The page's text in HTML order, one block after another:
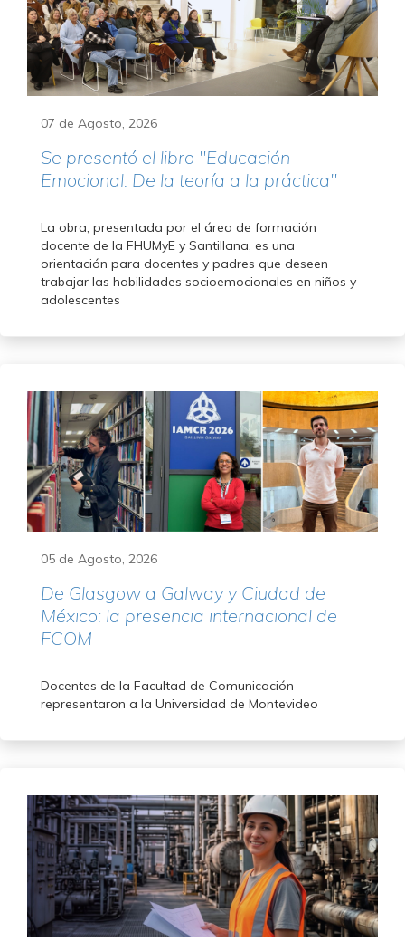
07 de Agosto, 2026
Se presentó el libro "Educación
Emocional: De la teoría a la práctica"
La obra, presentada por el área de formación
docente de la FHUMyE y Santillana, es una
orientación para docentes y padres que deseen
trabajar las habilidades socioemocionales en niños y
adolescentes
05 de Agosto, 2026
De Glasgow a Galway y Ciudad de
México: la presencia internacional de
FCOM
Docentes de la Facultad de Comunicación
representaron a la Universidad de Montevideo